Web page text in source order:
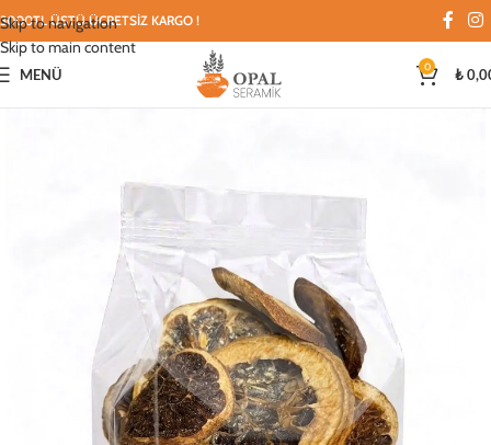
Skip to navigation
Skip to main content
3000TL ÜSTÜ ÜCRETSİZ KARGO !
MENÜ 0 ₺